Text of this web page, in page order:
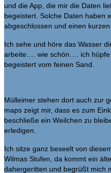
und die App, die mir die Daten
begeistert. Solche Daten haben
abgeschlossen und einen
Ich sehe und höre das Wasser
arbeite…. wie schön…. ich hüpfe
begeistert vom feinen Sand.
Mülleimer stehen dort auch zur
maps zeigt mir, dass es zum
beschließe ein Weilchen zu
erledigen.
Ich sitze ganz beseelt von
Wilmas Stufen, da kommt ein
dahergeritten und begrüßt mich